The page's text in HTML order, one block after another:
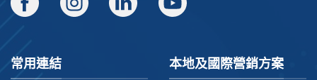
常用連結 本地及國際營銷方案